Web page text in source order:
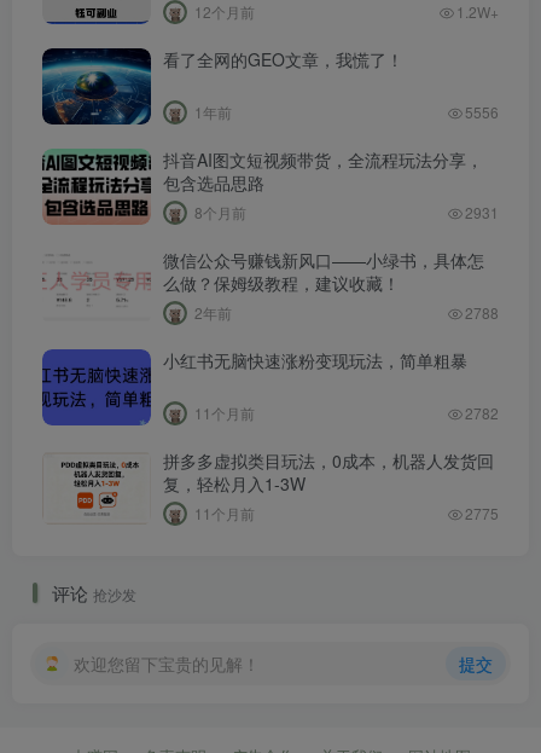
12个月前 1.2W+
看了全网的GEO文章，我慌了！
1年前 5556
抖音AI图文短视频带货，全流程玩法分享，
包含选品思路
8个月前 2931
微信公众号赚钱新风口——小绿书，具体怎
么做？保姆级教程，建议收藏！
2年前 2788
小红书无脑快速涨粉变现玩法，简单粗暴
11个月前 2782
拼多多虚拟类目玩法，0成本，机器人发货回
复，轻松月入1-3W
11个月前 2775
评论 抢沙发
欢迎您留下宝贵的见解！ 提交